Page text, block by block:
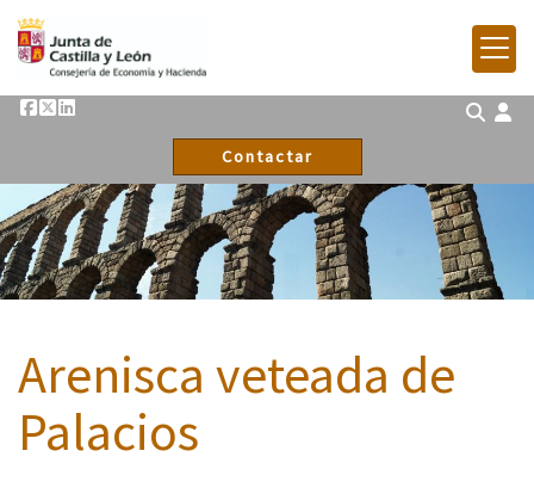
Contactar
Arenisca veteada de
Palacios